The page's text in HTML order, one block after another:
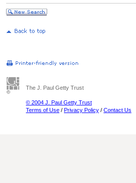
The J. Paul Getty Trust
© 2004 J. Paul Getty Trust
Terms of Use / Privacy Policy / Contact Us